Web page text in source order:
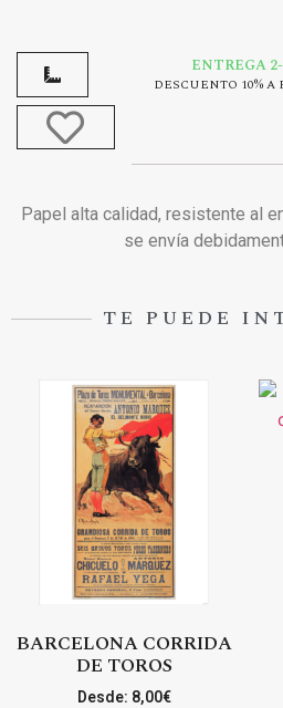
ENTREGA
DESCUENTO 10% A
Papel alta calidad, resistente al
se envía
TE PUEDE
BARCELONA CORRIDA
DE TOROS
Desde: 8,00€